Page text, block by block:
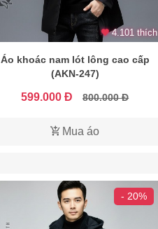
4.101 thích
Áo khoác nam lót lông cao cấp
(AKN-247)
599.000 Đ 800.000 Đ
Mua áo
- 20%